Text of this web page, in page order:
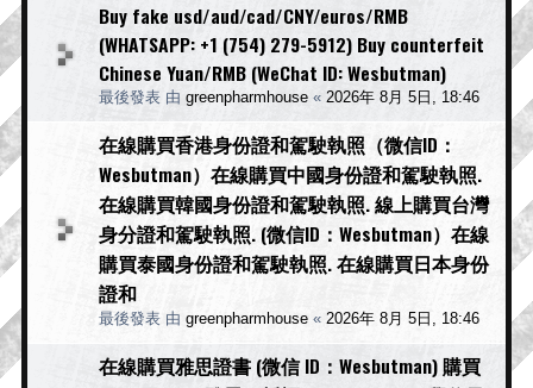
Buy fake usd/aud/cad/CNY/euros/RMB
(WHATSAPP: +1 (754) 279-5912) Buy counterfeit
Chinese Yuan/RMB (WeChat ID: Wesbutman)
最後發表 由 greenpharmhouse « 2026年 8月 5日, 18:46
在線購買香港身份證和駕駛執照（微信ID：
Wesbutman）在線購買中國身份證和駕駛執照.
在線購買韓國身份證和駕駛執照. 線上購買台灣
身分證和駕駛執照. (微信ID：Wesbutman）在線
購買泰國身份證和駕駛執照. 在線購買日本身份
證和
最後發表 由 greenpharmhouse « 2026年 8月 5日, 18:46
在線購買雅思證書 (微信 ID：Wesbutman) 購買